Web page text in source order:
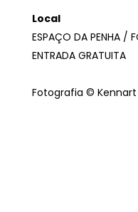
Local
ESPAÇO DA PENHA /
ENTRADA GRATUITA
Fotografia © Kennart